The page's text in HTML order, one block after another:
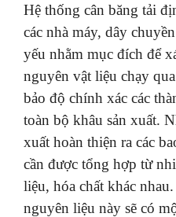
Hệ thống cân băng tải
các nhà máy, dây
yếu nhằm mục đích để
nguyên vật liệu chạy
bảo độ chính xác các
toàn bộ khâu sản xuất.
xuất hoàn thiện ra các
cần được tổng hợp từ
liệu, hóa chất khác
nguyên liệu này sẽ có